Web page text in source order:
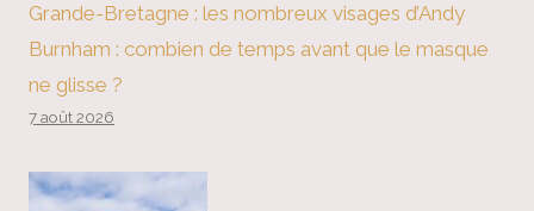
Grande-Bretagne : les nombreux visages d’Andy
Burnham : combien de temps avant que le masque
ne glisse ?
7 août 2026